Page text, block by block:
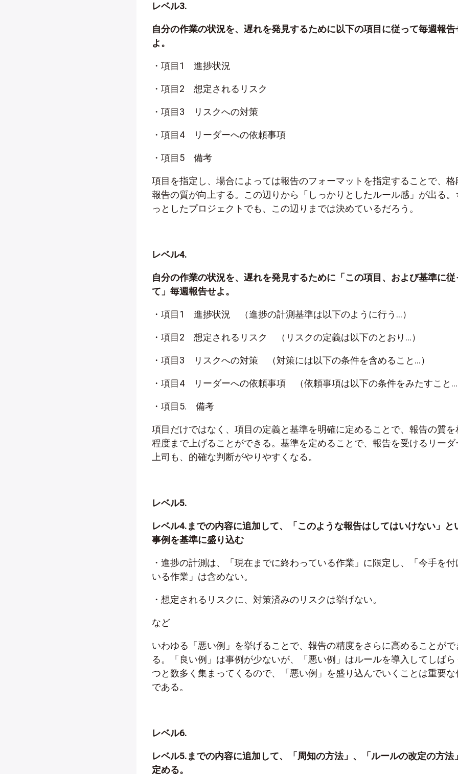
レベル3.
自分の作業の状況を、遅れを発見するために以下の項目に従って毎週報告
よ。
・項目1 進捗状況
・項目2 想定されるリスク
・項目3 リスクへの対策
・項目4 リーダーへの依頼事項
・項目5 備考
項目を指定し、場合によっては報告のフォーマットを指定することで、格
報告の質が向上する。この辺りから「しっかりとしたルール感」が出る。
っとしたプロジェクトでも、この辺りまでは決めているだろう。
レベル4.
自分の作業の状況を、遅れを発見するために「この項目、および基準に従
て」毎週報告せよ。
・項目1 進捗状況 （進捗の計測基準は以下のように行う…）
・項目2 想定されるリスク （リスクの定義は以下のとおり…）
・項目3 リスクへの対策 （対策には以下の条件を含めること…）
・項目4 リーダーへの依頼事項 （依頼事項は以下の条件をみたすこと…
・項目5. 備考
項目だけではなく、項目の定義と基準を明確に定めることで、報告の質を
程度まで上げることができる。基準を定めることで、報告を受けるリーダ
上司も、的確な判断がやりやすくなる。
レベル5.
レベル4.までの内容に追加して、「このような報告はしてはいけない」と
事例を基準に盛り込む
・進捗の計測は、「現在までに終わっている作業」に限定し、「今手を付
いる作業」は含めない。
・想定されるリスクに、対策済みのリスクは挙げない。
など
いわゆる「悪い例」を挙げることで、報告の精度をさらに高めることがで
る。「良い例」は事例が少ないが、「悪い例」はルールを導入してしばら
つと数多く集まってくるので、「悪い例」を盛り込んでいくことは重要な
である。
レベル6.
レベル5.までの内容に追加して、「周知の方法」、「ルールの改定の方法
定める。